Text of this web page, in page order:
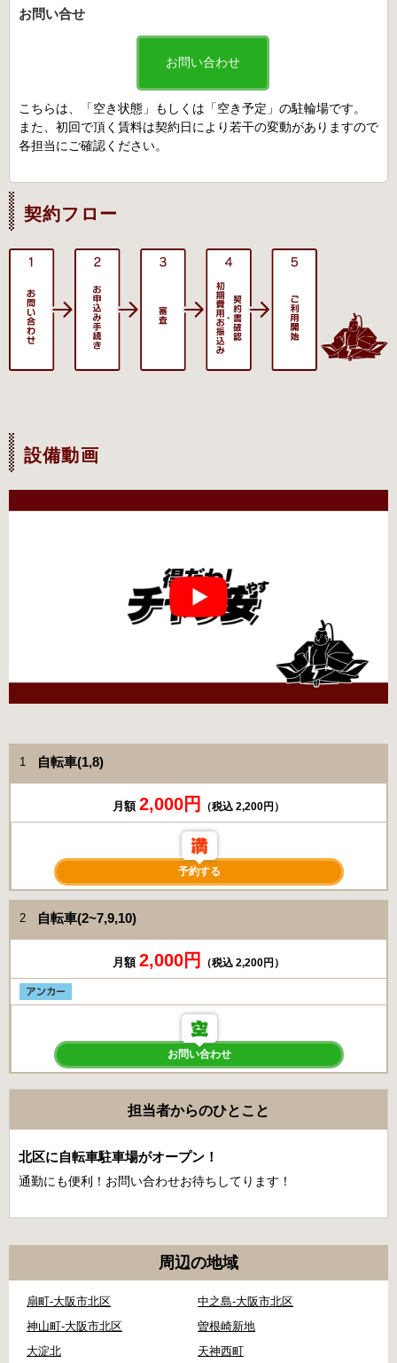
お問い合せ
お問い合わせ
こちらは、「空き状態」もしくは「空き予定」の駐輪場です。
また、初回で頂く賃料は契約日により若干の変動がありますので
各担当にご確認ください。
契約フロー
設備動画
1 自転車(1,8)
月額 2,000円 （税込 2,200円）
予約する
2 自転車(2~7,9,10)
月額 2,000円 （税込 2,200円）
お問い合わせ
担当者からのひとこと
北区に自転車駐車場がオープン！
通勤にも便利！お問い合わせお待ちしてります！
周辺の地域
扇町-大阪市北区
中之島-大阪市北区
神山町-大阪市北区
曽根崎新地
大淀北
天神西町